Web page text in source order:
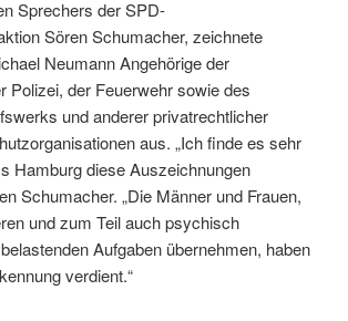
Sprechers der SPD-
Sören Schumacher, zeichnete
Neumann Angehörige der
Polizei, der Feuerwehr sowie des
und anderer privatrechtlicher
aus. „Ich finde es sehr
Hamburg diese Auszeichnungen
Schumacher. „Die Männer und Frauen,
und zum Teil auch psychisch
Aufgaben übernehmen, haben
verdient.“